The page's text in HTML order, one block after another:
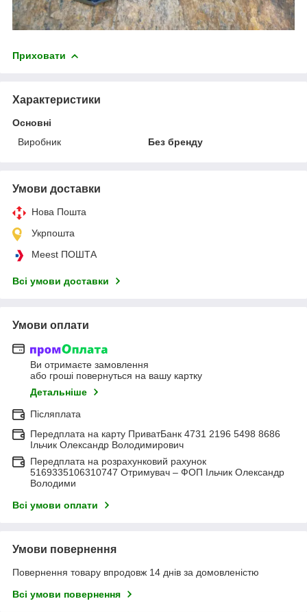
Приховати
Характеристики
Основні
Виробник
Без бренду
Умови доставки
Нова Пошта
Укрпошта
Meest ПОШТА
Всі умови доставки
Умови оплати
Ви отримаєте замовлення
або гроші повернуться на вашу картку
Детальніше
Післяплата
Передплата на карту ПриватБанк 4731 2196 5498 8686
Ільчик Олександр Володимирович
Передплата на розрахунковий рахунок
5169335106310747 Отримувач – ФОП Ільчик Олександр
Володими
Всі умови оплати
Умови повернення
Повернення товару впродовж 14 днів за домовленістю
Всі умови повернення